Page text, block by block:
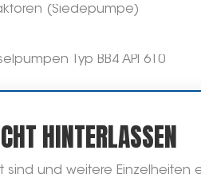
(Siedepumpe)
Typ BB4 API 610
HINTERLASSEN
sind und weitere Einzelheiten